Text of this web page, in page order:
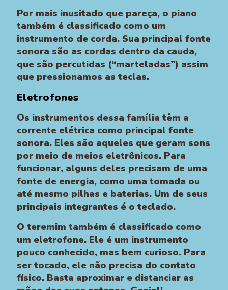
Por mais inusitado que pareça, o piano
também é classificado como um
instrumento de corda. Sua principal fonte
sonora são as cordas dentro da cauda,
que são percutidas (“marteladas”) assim
que pressionamos as teclas.
Eletrofones
Os instrumentos dessa família têm a
corrente elétrica como principal fonte
sonora. Eles são aqueles que geram sons
por meio de meios eletrônicos. Para
funcionar, alguns deles precisam de uma
fonte de energia, como uma tomada ou
até mesmo pilhas e baterias. Um de seus
principais integrantes é o teclado.
O teremim também é classificado como
um eletrofone. Ele é um instrumento
pouco conhecido, mas bem curioso. Para
ser tocado, ele não precisa do contato
físico. Basta aproximar e distanciar as